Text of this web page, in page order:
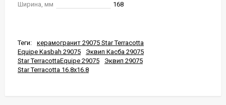
Ширина, мм
168
Теги:
керамогранит 29075 Star Terracotta
Equipe Kasbah 29075
Эквип Касба 29075
Star TerracottaEquipe 29075
Эквип 29075
Star Terracotta 16.8x16.8